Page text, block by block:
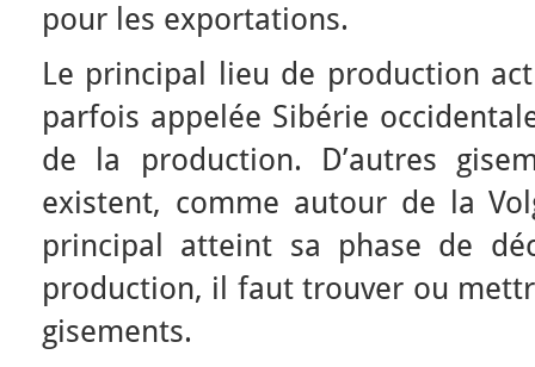
pour les exportations.
Le principal lieu de production
parfois appelée Sibérie
de la production. D’autres
existent, comme autour de la
principal atteint sa phase de
production, il faut trouver ou
gisements.